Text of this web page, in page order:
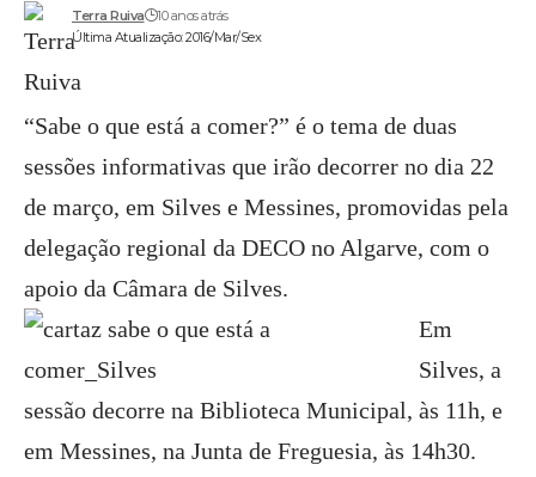
Última Atualização: 2016/Mar/Sex
Terra Ruiva 10 anos atrás
“Sabe o que está a comer?” é o tema de duas
sessões informativas que irão decorrer no dia 22
de março, em Silves e Messines, promovidas pela
delegação regional da DECO no Algarve, com o
apoio da Câmara de Silves.
Em
Silves, a
sessão decorre na Biblioteca Municipal, às 11h, e
em Messines, na Junta de Freguesia, às 14h30.